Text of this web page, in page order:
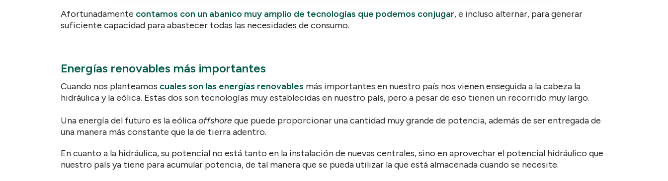
Afortunadamente contamos con un abanico muy amplio de tecnologías que podemos conjugar, e incluso alternar, para generar
suficiente capacidad para abastecer todas las necesidades de consumo.
Energías renovables más importantes
Cuando nos planteamos cuales son las energías renovables más importantes en nuestro país nos vienen enseguida a la cabeza la
hidráulica y la eólica. Estas dos son tecnologías muy establecidas en nuestro país, pero a pesar de eso tienen un recorrido muy largo.
Una energía del futuro es la eólicaoffshoreque puede proporcionar una cantidad muy grande de potencia, además de ser entregada de
una manera más constante que la de tierra adentro.
En cuanto a la hidráulica, su potencial no está tanto en la instalación de nuevas centrales, sino en aprovechar el potencial hidráulico que
nuestro país ya tiene para acumular potencia, de tal manera que se pueda utilizar la que está almacenada cuando se necesite.